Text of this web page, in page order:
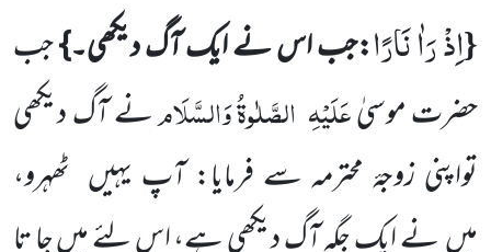
{اِذْ رَاٰ نَارًا:جب اس نے ایک آگ دیکھی۔}جب
حضرت موسیٰعَلَیْہِ الصَّلٰوۃُ وَالسَّلَامنے آگ دیکھی
تواپنی زوجۂ محترمہ سے فرمایا: آپ یہیں ٹھہرو،
میںنے ایک جگہ آگ دیکھی ہے، اس لئے میں جا تا